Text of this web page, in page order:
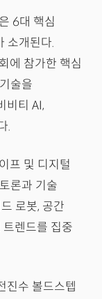
6대 핵심
소개된다.
에 참가한 핵심
술을
비티 AI,
.
프 및 디지털
론과 기술
로봇, 공간
렌드를 집중
진수 볼드스텝